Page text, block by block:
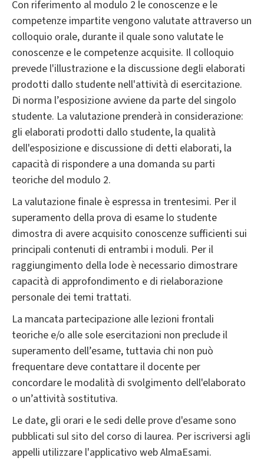
Con riferimento al modulo 2 le conoscenze e le
competenze impartite vengono valutate attraverso un
colloquio orale, durante il quale sono valutate le
conoscenze e le competenze acquisite. Il colloquio
prevede l'illustrazione e la discussione degli elaborati
prodotti dallo studente nell'attività di esercitazione.
Di norma l’esposizione avviene da parte del singolo
studente. La valutazione prenderà in considerazione:
gli elaborati prodotti dallo studente, la qualità
dell'esposizione e discussione di detti elaborati, la
capacità di rispondere a una domanda su parti
teoriche del modulo 2.
La valutazione finale è espressa in trentesimi. Per il
superamento della prova di esame lo studente
dimostra di avere acquisito conoscenze sufficienti sui
principali contenuti di entrambi i moduli. Per il
raggiungimento della lode è necessario dimostrare
capacità di approfondimento e di rielaborazione
personale dei temi trattati.
La mancata partecipazione alle lezioni frontali
teoriche e/o alle sole esercitazioni non preclude il
superamento dell’esame, tuttavia chi non può
frequentare deve contattare il docente per
concordare le modalità di svolgimento dell'elaborato
o un’attività sostitutiva.
Le date, gli orari e le sedi delle prove d'esame sono
pubblicati sul sito del corso di laurea. Per iscriversi agli
appelli utilizzare l'applicativo web AlmaEsami.